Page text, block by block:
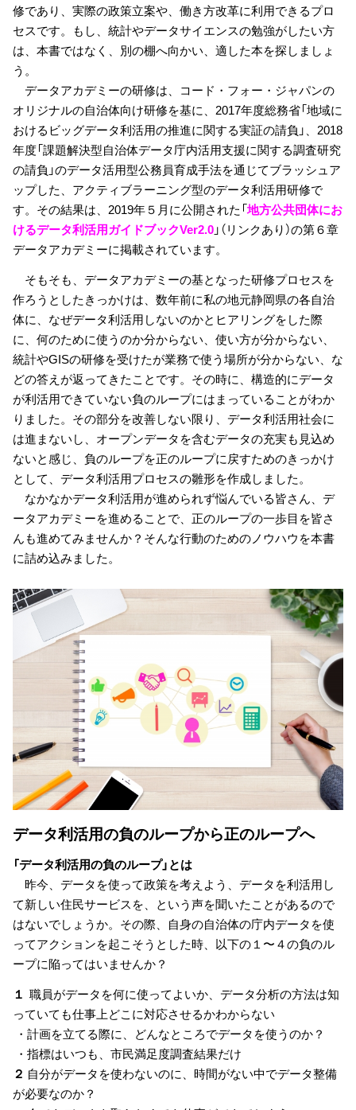
修であり、実際の政策立案や、働き方改革に利用できるプロ
セスです。もし、統計やデータサイエンスの勉強がしたい方
は、本書ではなく、別の棚へ向かい、適した本を探しましょ
う。
データアカデミーの研修は、コード・フォー・ジャパンの
オリジナルの自治体向け研修を基に、2017年度総務省「地域に
おけるビッグデータ利活用の推進に関する実証の請負」、2018
年度「課題解決型自治体データ庁内活用支援に関する調査研究
の請負」のデータ活用型公務員育成手法を通じてブラッシュア
ップした、アクティブラーニング型のデータ利活用研修で
す。その結果は、2019年５月に公開された「地方公共団体にお
けるデータ利活用ガイドブックVer2.0」（リンクあり）の第６章
データアカデミーに掲載されています。
そもそも、データアカデミーの基となった研修プロセスを
作ろうとしたきっかけは、数年前に私の地元静岡県の各自治
体に、なぜデータ利活用しないのかとヒアリングをした際
に、何のために使うのか分からない、使い方が分からない、
統計やGISの研修を受けたが業務で使う場所が分からない、な
どの答えが返ってきたことです。その時に、構造的にデータ
が利活用できていない負のループにはまっていることがわか
りました。その部分を改善しない限り、データ利活用社会に
は進まないし、オープンデータを含むデータの充実も見込め
ないと感じ、負のループを正のループに戻すためのきっかけ
として、データ利活用プロセスの雛形を作成しました。
なかなかデータ利活用が進められず悩んでいる皆さん、デ
ータアカデミーを進めることで、正のループの一歩目を皆さ
んも進めてみませんか？そんな行動のためのノウハウを本書
に詰め込みました。
データ利活用の負のループから正のループへ
「データ利活用の負のループ」とは
昨今、データを使って政策を考えよう、データを利活用し
て新しい住民サービスを、という声を聞いたことがあるので
はないでしょうか。その際、自身の自治体の庁内データを使
ってアクションを起こそうとした時、以下の１〜４の負のル
ープに陥ってはいませんか？
１ 職員がデータを何に使ってよいか、データ分析の方法は知
っていても仕事上どこに対応させるかわからない
・計画を立てる際に、どんなところでデータを使うのか？
・指標はいつも、市民満足度調査結果だけ
２ 自分がデータを使わないのに、時間がない中でデータ整備
が必要なのか？